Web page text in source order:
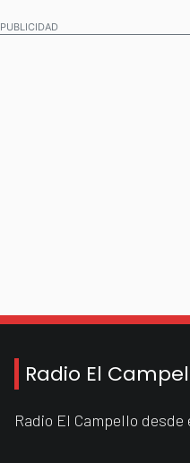
PUBLICIDAD
Radio El
Radio El Campello